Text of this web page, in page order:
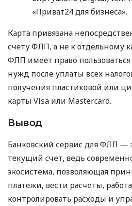
«Приват24 для бизнеса».
Карта привязана
счету ФЛП, а не к отдельному
ФЛП имеет право
нужд после уплаты всех
получения пластиковой или
карты Visa или Mastercard.
Вывод
Банковский сервис для ФЛП —
текущий счет, ведь
экосистема, позволяющая
платежи, вести расчеты,
контролировать расходы и